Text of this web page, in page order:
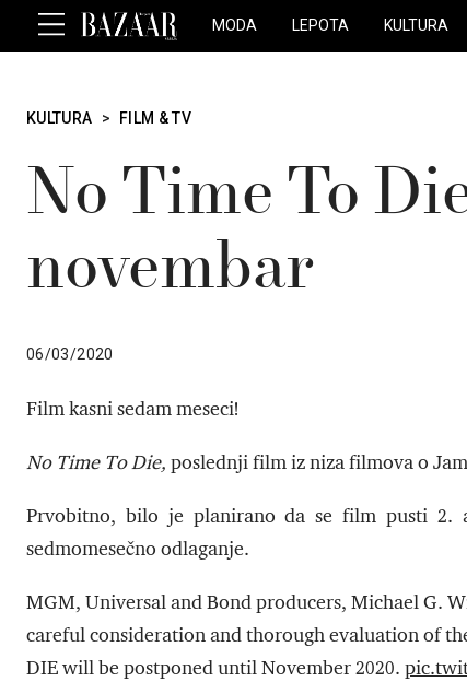
MODA LEPOTA KULTURA
KULTURA > FILM & TV
No Time To
novembar
06/03/2020
Film kasni sedam meseci!
No Time To Die, poslednji film iz niza filmova o
Prvobitno, bilo je planirano da se film pusti
sedmomesečno odlaganje.
MGM, Universal and Bond producers, Michael G.
careful consideration and thorough evaluation of
DIE will be postponed until November 2020.